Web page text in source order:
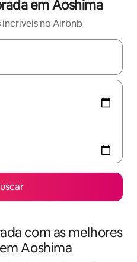
em Aoshima
incríveis no Airbnb
disponíveis, explore-os
com as melhores
Aoshima